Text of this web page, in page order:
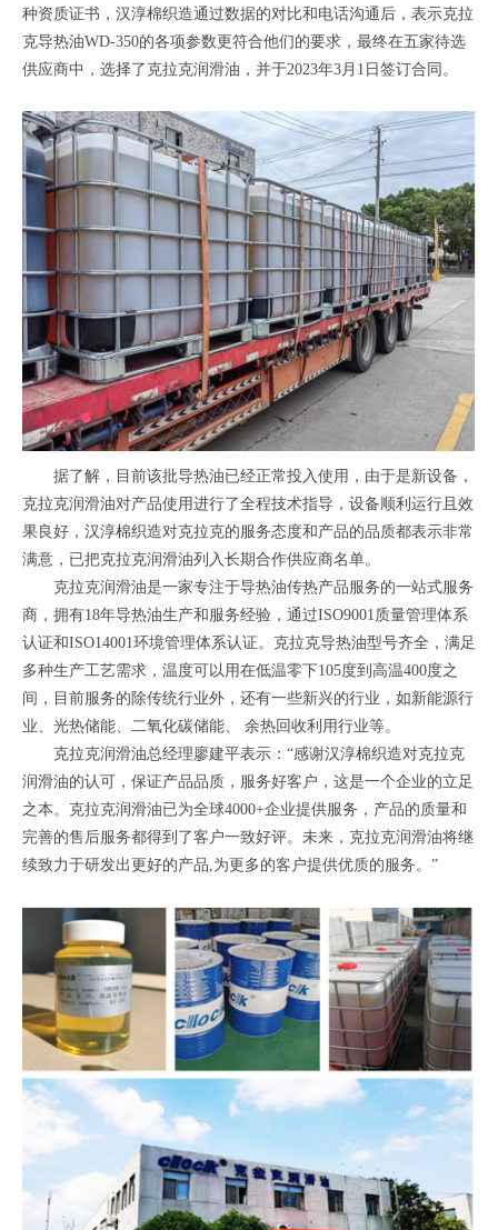
种资质证书，汉淳棉织造通过数据的对比和电话沟通后，表示克拉
克导热油WD-350的各项参数更符合他们的要求，最终在五家待选
供应商中，选择了克拉克润滑油，并于2023年3月1日签订合同。
据了解，目前该批导热油已经正常投入使用，由于是新设备，
克拉克润滑油对产品使用进行了全程技术指导，设备顺利运行且效
果良好，汉淳棉织造对克拉克的服务态度和产品的品质都表示非常
满意，已把克拉克润滑油列入长期合作供应商名单。
克拉克润滑油是一家专注于导热油传热产品服务的一站式服务
商，拥有18年导热油生产和服务经验，通过ISO9001质量管理体系
认证和ISO14001环境管理体系认证。克拉克导热油型号齐全，满足
多种生产工艺需求，温度可以用在低温零下105度到高温400度之
间，目前服务的除传统行业外，还有一些新兴的行业，如新能源行
业、光热储能、二氧化碳储能、 余热回收利用行业等。
克拉克润滑油总经理廖建平表示：“感谢汉淳棉织造对克拉克
润滑油的认可，保证产品品质，服务好客户，这是一个企业的立足
之本。克拉克润滑油已为全球4000+企业提供服务，产品的质量和
完善的售后服务都得到了客户一致好评。未来，克拉克润滑油将继
续致力于研发出更好的产品,为更多的客户提供优质的服务。”